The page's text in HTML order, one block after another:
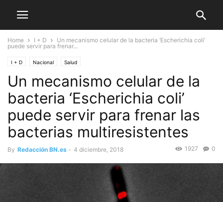
Home I + D
Un mecanismo celular de la bacteria ‘Escherichia coli’
puede servir para frenar...
I + D Nacional Salud
Un mecanismo celular de la
bacteria ‘Escherichia coli’
puede servir para frenar las
bacterias multiresistentes
By Redacción BN.es - 4 diciembre, 2018 0
1927